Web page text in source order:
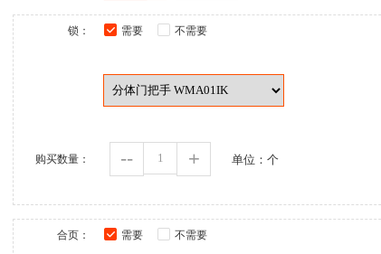
锁： 需要 不需要
购买数量： -- + 单位：个
合页： 需要 不需要